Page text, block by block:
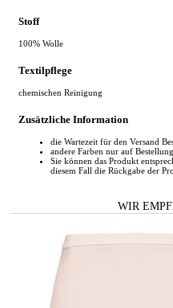
Stoff
100% Wolle
Textilpflege
chemischen Reinigung
Zusätzliche Information
die Wartezeit für den Versand
andere Farben nur auf Bestellung
Sie können das Produkt
diesem Fall die Rückgabe der
WIR